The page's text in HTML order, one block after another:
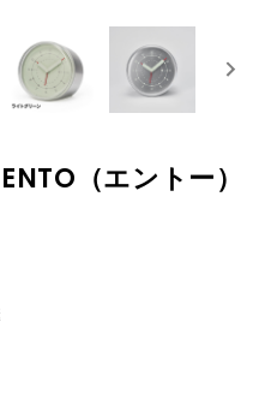
（エントー）